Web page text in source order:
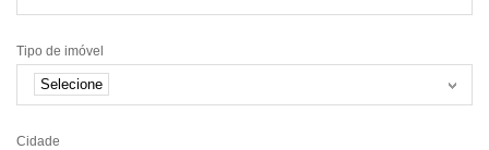
Tipo de imóvel
Selecione
Cidade